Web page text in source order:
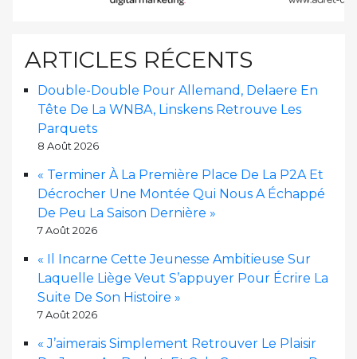
ARTICLES RÉCENTS
Double-Double Pour Allemand, Delaere En
Tête De La WNBA, Linskens Retrouve Les
Parquets
8 Août 2026
« Terminer À La Première Place De La P2A Et
Décrocher Une Montée Qui Nous A Échappé
De Peu La Saison Dernière »
7 Août 2026
« Il Incarne Cette Jeunesse Ambitieuse Sur
Laquelle Liège Veut S’appuyer Pour Écrire La
Suite De Son Histoire »
7 Août 2026
« J’aimerais Simplement Retrouver Le Plaisir